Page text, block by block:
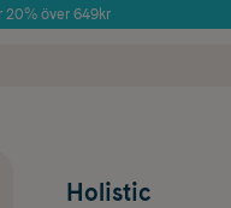
20% över 649kr
Holistic